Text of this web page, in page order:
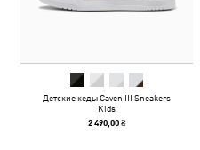
Детские кеды Caven III Sneakers
Kids
2 490,00 ₴